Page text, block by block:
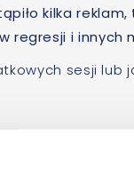
kilka
regresji i
sesji lub